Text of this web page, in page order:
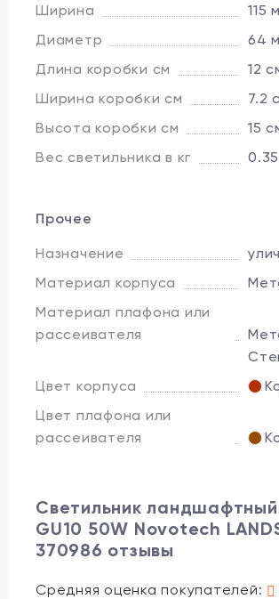
Ширина
115
Диаметр
64
Длина коробки см
12
Ширина коробки см
7.2
Высота коробки см
15
Вес светильника в кг
Прочее
Назначение
Материал корпуса
Материал плафона или
рассеивателя
Цвет корпуса
Цвет плафона или
рассеивателя
Светильник ландшафтный
GU10 50W Novotech
370986 отзывы
Средняя оценка покупателей: